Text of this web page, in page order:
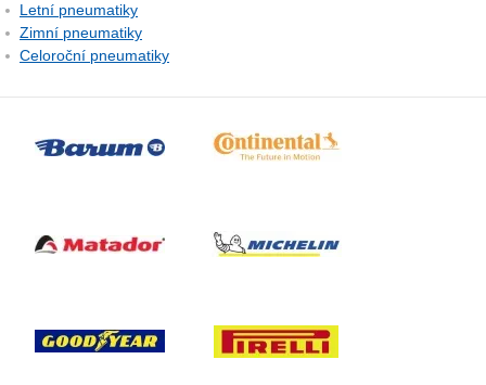
Letní pneumatiky
Zimní pneumatiky
Celoroční pneumatiky